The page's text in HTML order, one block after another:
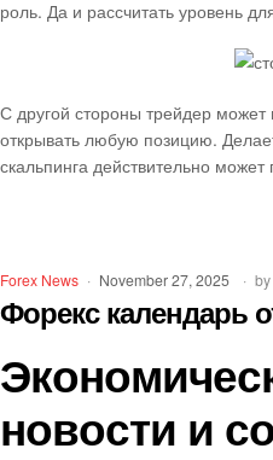
роль. Да и рассчитать уровень
С другой стороны трейдер
открывать любую позицию.
скальпинга действительно
Forex News November 27, 2025 by
Форекс календарь
новости и